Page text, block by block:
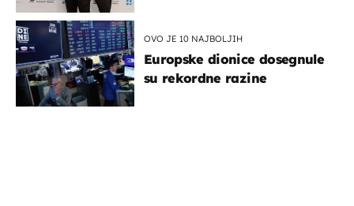
OVO JE 10 NAJBOLJIH
Europske dionice dosegnule
su rekordne razine